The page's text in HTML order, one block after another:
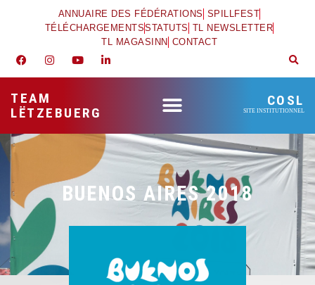
ANNUAIRE DES FÉDÉRATIONS SPILLFEST
TÉLÉCHARGEMENTSSTATUTS TL NEWSLETTER
TL MAGASINN CONTACT
TEAM
LËTZEBUERG
COSL
SITE INSTITUTIONNEL
BUENOS AIRES 2018